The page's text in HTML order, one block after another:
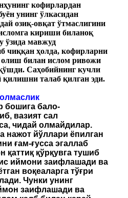
кофирлардан
унинг ўлкасидан
озиқ-овқат ўтмаслигини
кириши биланоқ
ўзида мавжуд
чиққан ҳолда, кофирларни
олиш билан ислом ривожи
Саҳобийнинг кучли
талаб қилган эди.
бошига бало-
вазият сал
чидай олмайдилар.
нажот йўллари ёпилган
ғам-ғусса эгаллаб
қаттиқ қўрқувга тушиб
иймони заифлашади ва
воқеаларга тўғри
Чунки унинг
заифлашади ва